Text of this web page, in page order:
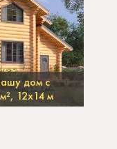
дом с
12х14 м